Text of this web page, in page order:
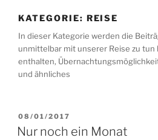
KATEGORIE: REISE
In dieser Kategorie werden die
unmittelbar mit unserer Reise zu tun
enthalten,
und ähnliches
VERÖFFENTLICHT
AM
08/01/2017
Nur noch ein Monat